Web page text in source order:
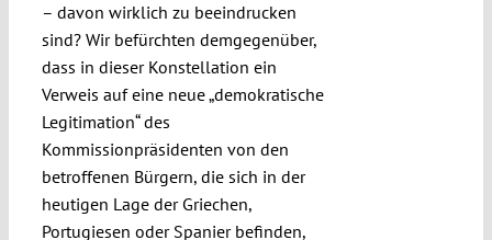
– davon wirklich zu beeindrucken
sind? Wir befürchten demgegenüber,
dass in dieser Konstellation ein
Verweis auf eine neue „demokratische
Legitimation“ des
Kommissionpräsidenten von den
betroffenen Bürgern, die sich in der
heutigen Lage der Griechen,
Portugiesen oder Spanier befinden,